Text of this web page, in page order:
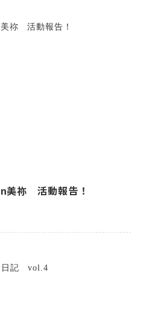
美祢 活動報告！